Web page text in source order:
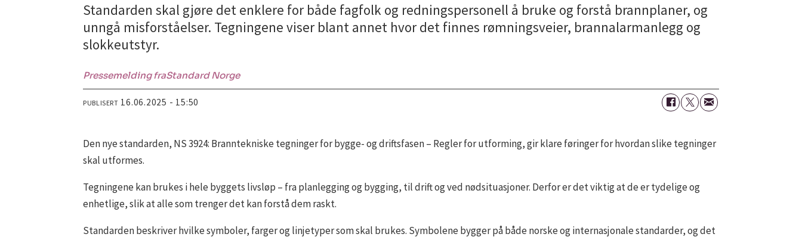
Standarden skal gjøre det enklere for både fagfolk og redningspersonell å bruke og forstå brannplaner, og
unngå misforståelser. Tegningene viser blant annet hvor det finnes rømningsveier, brannalarmanlegg og
slokkeutstyr.
Pressemelding fraStandard Norge
PUBLISERT 16.06.2025 - 15:50
Den nye standarden, NS 3924: Branntekniske tegninger for bygge- og driftsfasen – Regler for utforming, gir klare føringer for hvordan slike tegninger
skal utformes.
Tegningene kan brukes i hele byggets livsløp – fra planlegging og bygging, til drift og ved nødsituasjoner. Derfor er det viktig at de er tydelige og
enhetlige, slik at alle som trenger det kan forstå dem raskt.
Standarden beskriver hvilke symboler, farger og linjetyper som skal brukes. Symbolene bygger på både norske og internasjonale standarder, og det